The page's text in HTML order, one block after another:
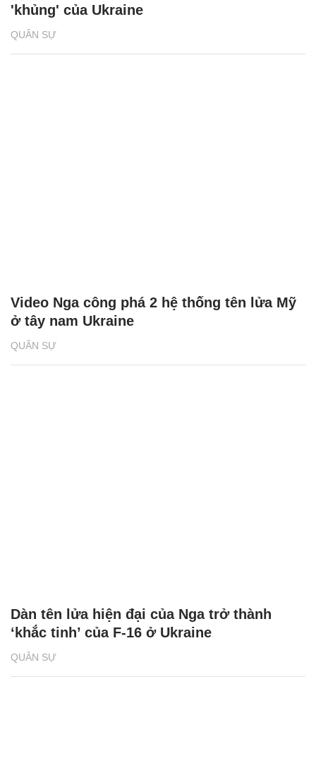
QUÂN SỰ
'khủng' của Ukraine
QUÂN SỰ
Video Nga công phá 2 hệ thống tên lửa Mỹ
ở tây nam Ukraine
QUÂN SỰ
Dàn tên lửa hiện đại của Nga trở thành
‘khắc tinh’ của F-16 ở Ukraine